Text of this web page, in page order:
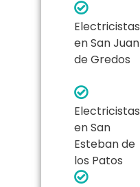
Electricistas
en San Juan
de Gredos
Electricistas
en San
Esteban de
los Patos